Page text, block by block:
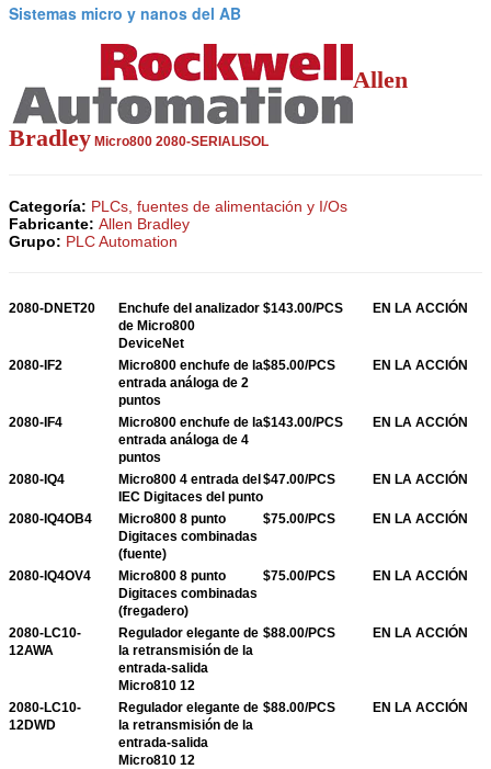
Sistemas micro y nanos del AB
Allen
Bradley Micro800 2080-SERIALISOL
Categoría: PLCs, fuentes de alimentación y I/Os
Fabricante: Allen Bradley
Grupo: PLC Automation
2080-DNET20
Enchufe del analizador
de Micro800
DeviceNet
$143.00/PCS EN LA ACCIÓN
2080-IF2
Micro800 enchufe de la
entrada análoga de 2
puntos
$85.00/PCS EN LA ACCIÓN
2080-IF4
Micro800 enchufe de la
entrada análoga de 4
puntos
$143.00/PCS EN LA ACCIÓN
2080-IQ4
Micro800 4 entrada del
IEC Digitaces del punto
$47.00/PCS EN LA ACCIÓN
2080-IQ4OB4
Micro800 8 punto
Digitaces combinadas
(fuente)
$75.00/PCS EN LA ACCIÓN
2080-IQ4OV4
Micro800 8 punto
Digitaces combinadas
(fregadero)
$75.00/PCS EN LA ACCIÓN
2080-LC10-
12AWA
Regulador elegante de
la retransmisión de la
entrada-salida
Micro810 12
$88.00/PCS EN LA ACCIÓN
2080-LC10-
12DWD
Regulador elegante de
la retransmisión de la
entrada-salida
Micro810 12
$88.00/PCS EN LA ACCIÓN